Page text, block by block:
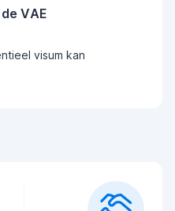
VAE
visum kan